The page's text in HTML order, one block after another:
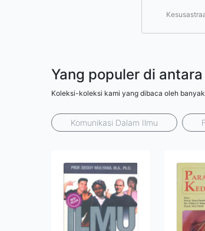
Yang populer di
Koleksi-koleksi kami yang dibaca oleh
Komunikasi Dalam Ilmu